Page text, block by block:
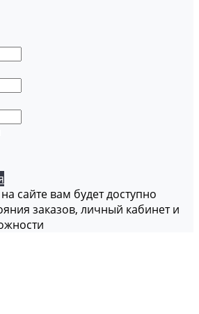
сайте вам будет доступно
заказов, личный кабинет и